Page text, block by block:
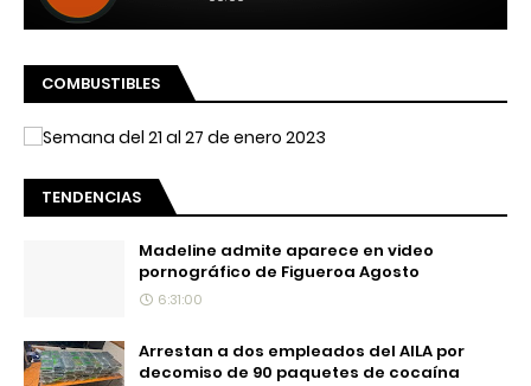
COMBUSTIBLES
TENDENCIAS
Madeline admite aparece en video
pornográfico de Figueroa Agosto
6:31:00
Arrestan a dos empleados del AILA por
decomiso de 90 paquetes de cocaína